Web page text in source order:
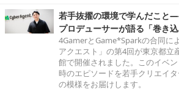
若手抜擢の環境で学んだこと
プロデューサーが語る「巻き
4GamerとGame*Sparkの合同に
アクエスト」の第4回が東京都立
館で開催されました。このイベ
時のエピソードを若手クリエイ
の模様をお届けします。